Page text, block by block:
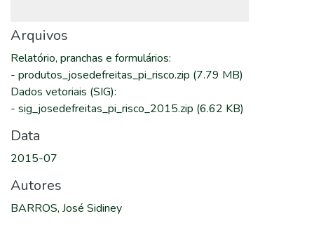
Arquivos
Relatório, pranchas e formulários:
- produtos_josedefreitas_pi_risco.zip (7.79 MB)
Dados vetoriais (SIG):
- sig_josedefreitas_pi_risco_2015.zip (6.62 KB)
Data
2015-07
Autores
BARROS, José Sidiney